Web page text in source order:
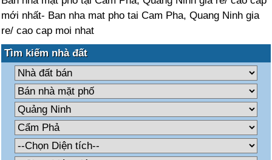
mới nhất- Ban nha mat pho tai Cam Pha, Quang Ninh gia
re/ cao cap moi nhat
Tìm kiếm nhà đất